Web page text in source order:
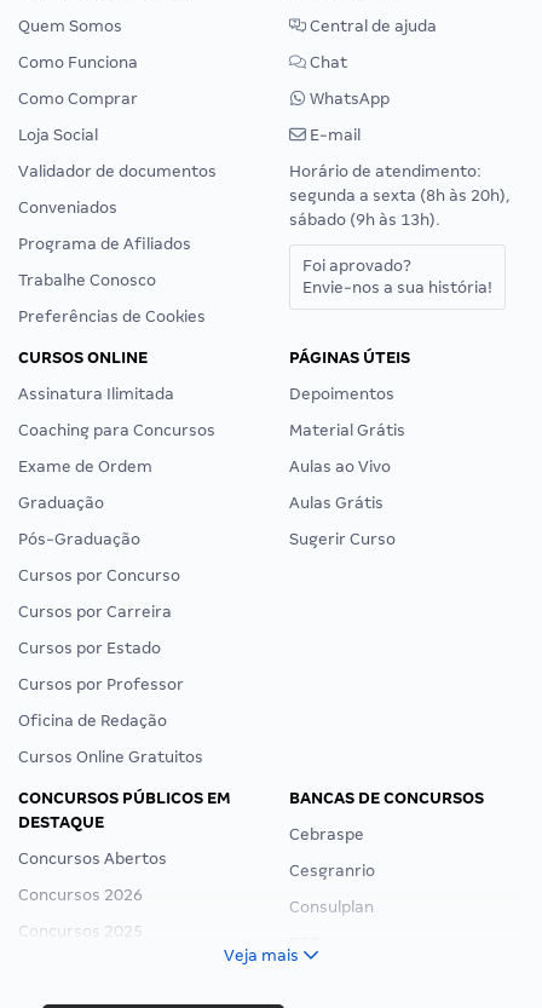
Quem Somos
Como Funciona
Como Comprar
Loja Social
Validador de documentos
Conveniados
Programa de Afiliados
Trabalhe Conosco
Preferências de Cookies
Central de ajuda
Chat
WhatsApp
E-mail
Horário de atendimento:
segunda a sexta (8h às 20h),
sábado (9h às 13h).
Foi aprovado?
Envie-nos a sua história!
CURSOS ONLINE
Assinatura Ilimitada
Coaching para Concursos
Exame de Ordem
Graduação
Pós-Graduação
Cursos por Concurso
Cursos por Carreira
Cursos por Estado
Cursos por Professor
Oficina de Redação
Cursos Online Gratuitos
PÁGINAS ÚTEIS
Depoimentos
Material Grátis
Aulas ao Vivo
Aulas Grátis
Sugerir Curso
CONCURSOS PÚBLICOS EM
DESTAQUE
Concursos Abertos
Concursos 2026
Concursos 2025
Concurso Ibama
BANCAS DE CONCURSOS
Cebraspe
Cesgranrio
Consulplan
Veja mais